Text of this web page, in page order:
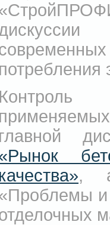
потребления
Контроль
главной
качества», а
и